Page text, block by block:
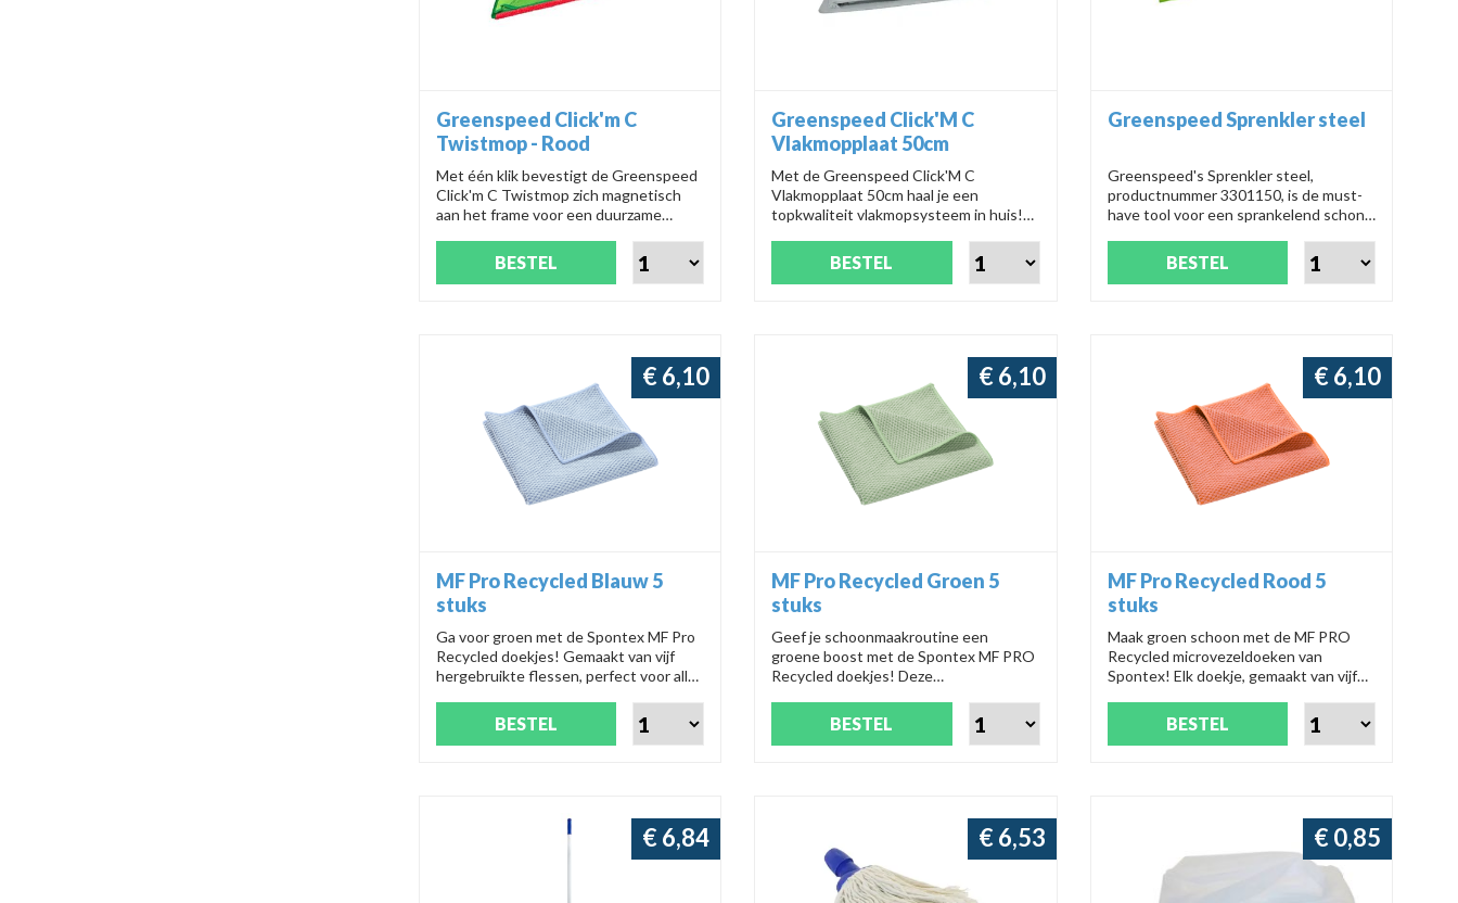
Greenspeed Click'm C
Twistmop - Rood
Met één klik bevestigt de Greenspeed
Click'm C Twistmop zich magnetisch
aan het frame voor een duurzame
vloeren, deze rode mop levert een
streeploos, hoog reinigend resultaat.
aanraking een eitje. Productnummer:
BESTEL
Greenspeed Click'M C
Vlakmopplaat 50cm
Met de Greenspeed Click'M C
Vlakmopplaat 50cm haal je een
topkwaliteit vlakmopsysteem in huis!
Dankzij de innovatieve magnetische
sluiting is dit systeem superhandig en
BESTEL
Greenspeed Sprenkler steel
Greenspeed's Sprenkler steel,
productnummer 3301150, is de must-
have tool voor een sprankelend schone
wordt schoonmaken een fluitje van een
BESTEL
MF Pro Recycled Blauw 5
stuks
Ga voor groen met de Spontex MF Pro
Recycled doekjes! Gemaakt van vijf
hergebruikte flessen, perfect voor alle
zonder schoonmaakmiddel, ze maken
brandschoon en zijn er in vier kleuren
€ 6,10
BESTEL
MF Pro Recycled Groen 5
stuks
Geef je schoonmaakroutine een
groene boost met de Spontex MF PRO
Recycled doekjes! Deze
vijf gerecyclede flessen, zijn geschikt
voor alle oppervlakken. Ze zijn bruikbaar
€ 6,10
BESTEL
MF Pro Recycled Rood 5
stuks
Maak groen schoon met de MF PRO
Recycled microvezeldoeken van
Spontex! Elk doekje, gemaakt van vijf
alle oppervlakken. Gebruik ze droog,
nat, met of zonder
€ 6,10
BESTEL
€ 6,84 € 6,53 € 0,85